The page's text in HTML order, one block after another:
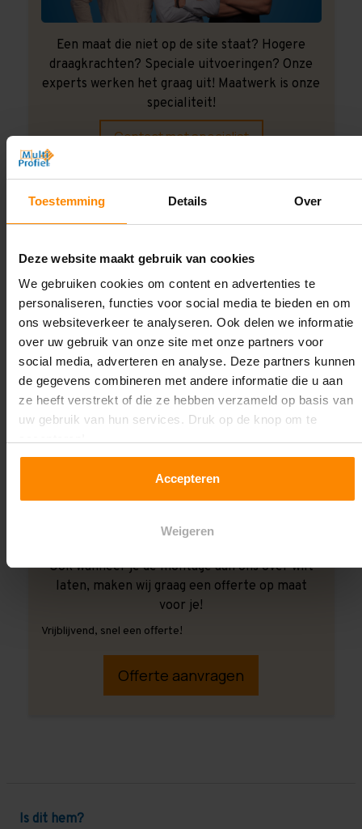
Toestemming Details Over
Deze website maakt gebruik van cookies
We gebruiken cookies om content en advertenties te
personaliseren, functies voor social media te bieden en om
ons websiteverkeer te analyseren. Ook delen we informatie
over uw gebruik van onze site met onze partners voor
social media, adverteren en analyse. Deze partners kunnen
de gegevens combineren met andere informatie die u aan
ze heeft verstrekt of die ze hebben verzameld op basis van
uw gebruik van hun services. Druk op de knop om te
Accepteren
Weigeren
Een maat die niet op de site staat? Hogere
draagkrachten? Speciale uitvoeringen? Onze
experts werken het graag uit! Maatwerk is onze
specialiteit!
Contact met specialist
Montage uitbesteden?
Ook wanneer je de montage aan ons over wilt
laten, maken wij graag een offerte op maat
voor je!
Vrijblijvend, snel een offerte!
Offerte aanvragen
Is dit hem?